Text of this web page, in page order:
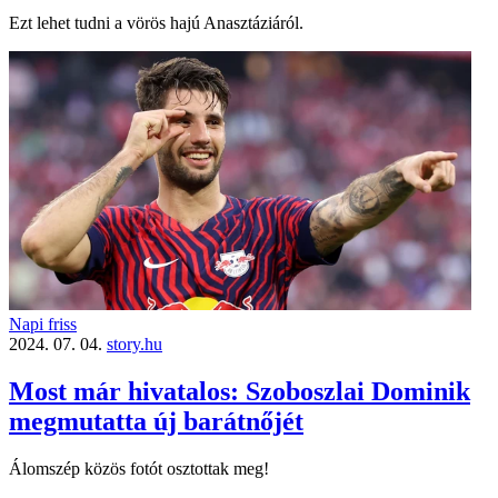
Ezt lehet tudni a vörös hajú Anasztáziáról.
Napi friss
2024. 07. 04. story.hu
Most már hivatalos: Szoboszlai Dominik
megmutatta új barátnőjét
Álomszép közös fotót osztottak meg!